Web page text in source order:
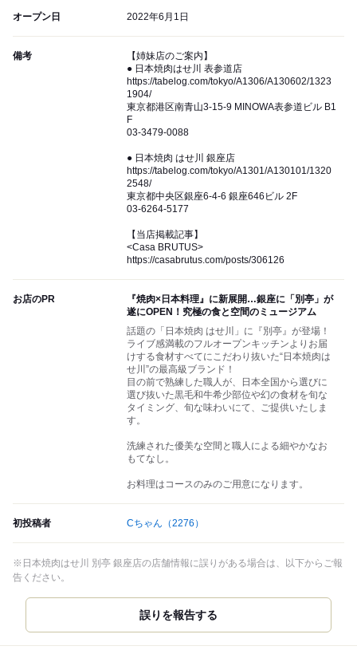
オープン日 2022年6月1日
備考
【姉妹店のご案内】
● 日本焼肉はせ川 表参道店
https://tabelog.com/tokyo/A1306/A130602/1323
1904/
東京都港区南青山3-15-9 MINOWA表参道ビル B1
F
03-3479-0088
● 日本焼肉 はせ川 銀座店
https://tabelog.com/tokyo/A1301/A130101/1320
2548/
東京都中央区銀座6-4-6 銀座646ビル 2F
03-6264-5177
【当店掲載記事】
<Casa BRUTUS>
https://casabrutus.com/posts/306126
お店のPR
『焼肉×日本料理』に新展開…銀座に「別亭」が
遂にOPEN！究極の食と空間のミュージアム
話題の「日本焼肉 はせ川」に『別亭』が登場！
ライブ感満載のフルオープンキッチンよりお届
けする食材すべてにこだわり抜いた“日本焼肉は
せ川”の最高級ブランド！
目の前で熟練した職人が、日本全国から選びに
選び抜いた黒毛和牛希少部位や幻の食材を旬な
タイミング、旬な味わいにて、ご提供いたしま
す。
洗練された優美な空間と職人による細やかなお
もてなし。
お料理はコースのみのご用意になります。
初投稿者 Cちゃん （2276）
※日本焼肉はせ川 別亭 銀座店の店舗情報に誤りがある場合は、以下からご報
告ください。
誤りを報告する